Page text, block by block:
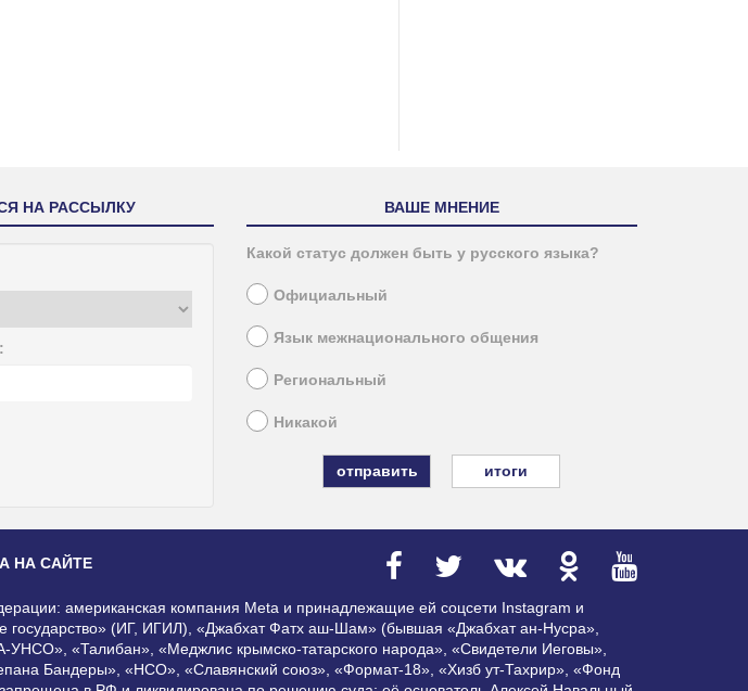
НА РАССЫЛКУ ВАШЕ МНЕНИЕ
Какой статус должен быть у русского языка?
Официальный
Язык межнационального общения
Региональный
Никакой
итоги
НА САЙТЕ
американская компания Meta и принадлежащие ей соцсети Instagram и
государство» (ИГ, ИГИЛ), «Джабхат Фатх аш-Шам» (бывшая «Джабхат ан-Нусра»,
«Талибан», «Меджлис крымско-татарского народа», «Свидетели Иеговы»,
Бандеры», «НСО», «Славянский союз», «Формат-18», «Хизб ут-Тахрир», «Фонд